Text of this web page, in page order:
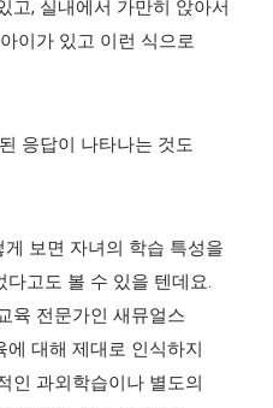
고, 실내에서 가만히 앉아서
이가 있고 이런 식으로
응답이 나타나는 것도
보면 자녀의 학습 특성을
고도 볼 수 있을 텐데요.
육 전문가인 새뮤얼스
대해 제대로 인식하지
인 과외학습이나 별도의